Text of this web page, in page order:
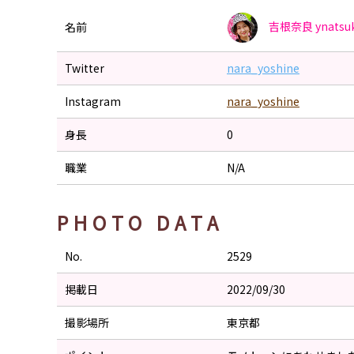
名前 吉根奈良
Twitter nara_yoshine
Instagram nara_yoshine
身長 0
職業 N/A
PHOTO DATA
No. 2529
掲載日 2022/09/30
撮影場所 東京都